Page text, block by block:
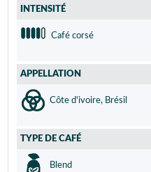
INTENSITÉ
Café corsé
APPELLATION
Côte d'ivoire, Brésil
TYPE DE CAFÉ
Blend